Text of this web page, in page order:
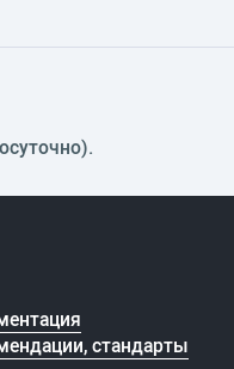
стандарты